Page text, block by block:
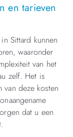
en tarieven
Sittard kunnen
waaronder
van het
zelf. Het is
deze kosten
dat u een